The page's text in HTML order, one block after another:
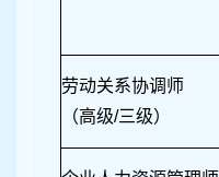
劳动关系协调师
（高级/三级）